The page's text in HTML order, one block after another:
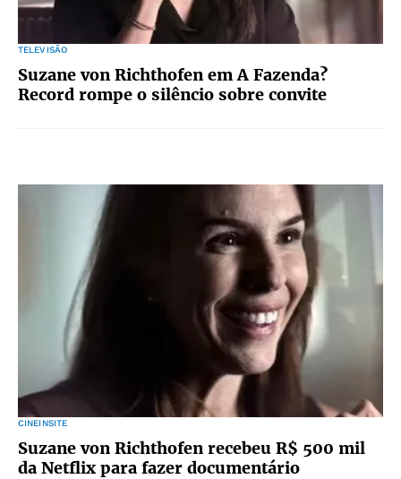
TELEVISÃO
Suzane von Richthofen em A Fazenda?
Record rompe o silêncio sobre convite
CINEINSITE
Suzane von Richthofen recebeu R$ 500 mil
da Netflix para fazer documentário